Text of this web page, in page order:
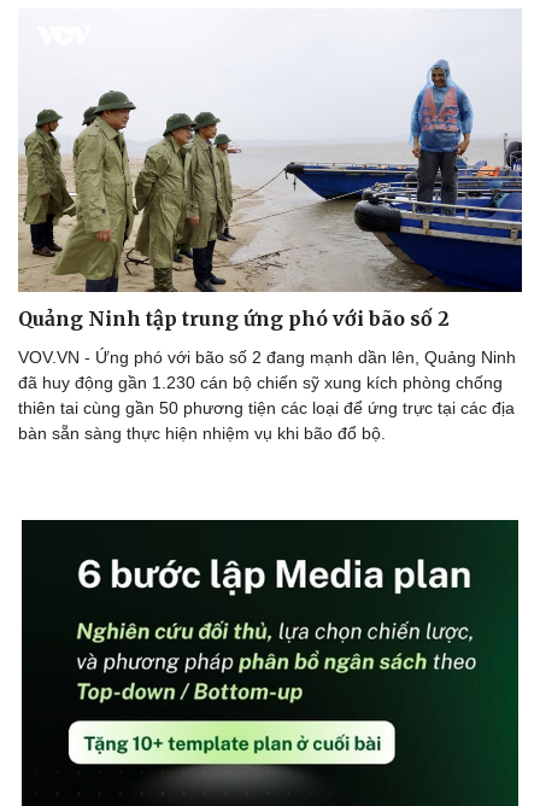
Quảng Ninh tập trung ứng phó với bão số 2
VOV.VN - Ứng phó với bão số 2 đang mạnh dần lên, Quảng Ninh
đã huy động gần 1.230 cán bộ chiến sỹ xung kích phòng chống
thiên tai cùng gần 50 phương tiện các loại để ứng trực tại các địa
bàn sẵn sàng thực hiện nhiệm vụ khi bão đổ bộ.